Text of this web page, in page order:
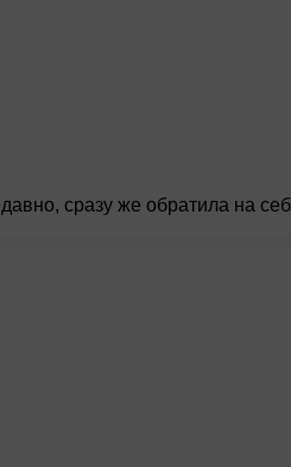
сразу же обратила на